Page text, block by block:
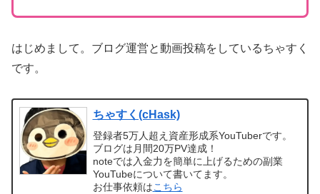
はじめまして。ブログ運営と動画投稿をしているちゃすく
です。
ちゃすく(cHask)
登録者5万人超え資産形成系YouTuberです。
ブログは月間20万PV達成！
noteでは入金力を簡単に上げるための副業
YouTubeについて書いてます。
お仕事依頼はこちら